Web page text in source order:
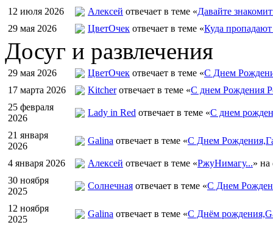
12 июля 2026 Алексей отвечает в теме «Давайте
29 мая 2026
ЦветOчек отвечает в теме «Куда
Досуг и развлечения
29 мая 2026 ЦветOчек отвечает в теме «С Днем
17 марта 2026
Kitcherотвечает в теме «С днем Рождения
25 февраля
2026
Lady in Red отвечает в теме «С днем
21 января
2026
Galina отвечает в теме «С Днем
4 января 2026 Алексей отвечает в теме «РжуНимагу...» на
30 ноября
2025
Солнечная отвечает в теме «С Днем
12 ноября
2025
Galina отвечает в теме «С Днём